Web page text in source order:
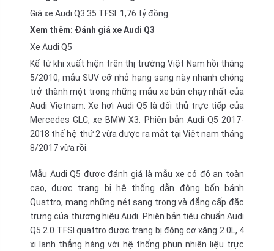
Giá xe Audi Q3 35 TFSI: 1,76 tỷ đồng
Xem thêm: Đánh giá xe Audi Q3
Xe Audi Q5
Kể từ khi xuất hiện trên thị trường Việt Nam hồi tháng
5/2010, mẫu SUV cỡ nhỏ hạng sang này nhanh chóng
trở thành một trong những mẫu xe bán chạy nhất của
Audi Vietnam. Xe hơi Audi Q5 là đối thủ trực tiếp của
Mercedes GLC, xe BMW X3. Phiên bản Audi Q5 2017-
2018 thế hệ thứ 2 vừa được ra mắt tại Việt nam tháng
8/2017 vừa rồi.
Mẫu Audi Q5 được đánh giá là mẫu xe có độ an toàn
cao, được trang bị hệ thống dẫn động bốn bánh
Quattro, mang những nét sang trọng và đẳng cấp đặc
trưng của thương hiệu Audi. Phiên bản tiêu chuẩn Audi
Q5 2.0 TFSI quattro được trang bị động cơ xăng 2.0L, 4
xi lanh thẳng hàng với hệ thống phun nhiên liệu trực